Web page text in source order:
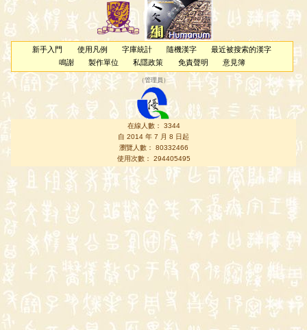
新手入門 使用凡例 字庫統計 隨機漢字
最近被搜索的漢字
鳴謝
製作單位 私隱政策 免責聲明 意見簿
（管理員 ）
在線人數： 3344
自 2014 年 7 月 8 日起
瀏覽人數： 80332466
使用次數： 294405495